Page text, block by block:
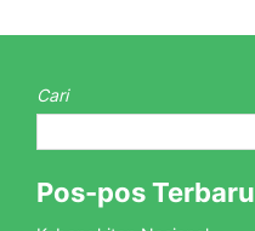
Cari
Pos-pos Terbaru